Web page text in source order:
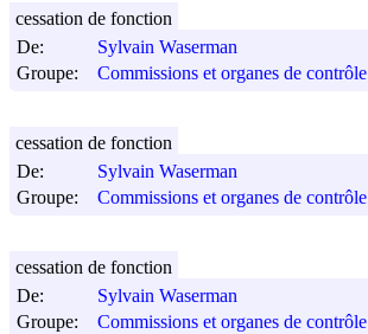
De:
Sylvain Waserman
Groupe:
Commissions et organes de contrôle
cessation de fonction
De:
Sylvain Waserman
Groupe:
Commissions et organes de contrôle
cessation de fonction
De:
Sylvain Waserman
Groupe:
Commissions et organes de contrôle
cessation de fonction